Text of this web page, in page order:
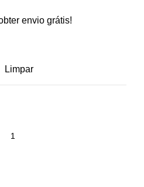
envio grátis!
Limpar